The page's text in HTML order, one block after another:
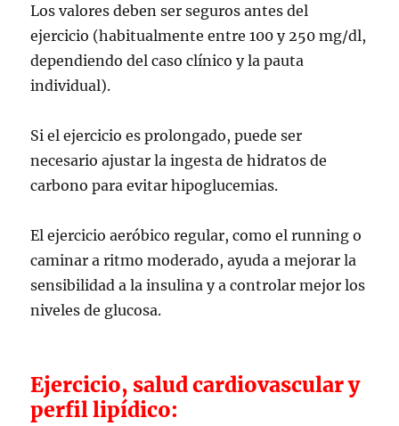
Los valores deben ser seguros antes del
ejercicio (habitualmente entre 100 y 250 mg/dl,
dependiendo del caso clínico y la pauta
individual).
Si el ejercicio es prolongado, puede ser
necesario ajustar la ingesta de hidratos de
carbono para evitar hipoglucemias.
El ejercicio aeróbico regular, como el running o
caminar a ritmo moderado, ayuda a mejorar la
sensibilidad a la insulina y a controlar mejor los
niveles de glucosa.
Ejercicio, salud cardiovascular y
perfil lipídico: